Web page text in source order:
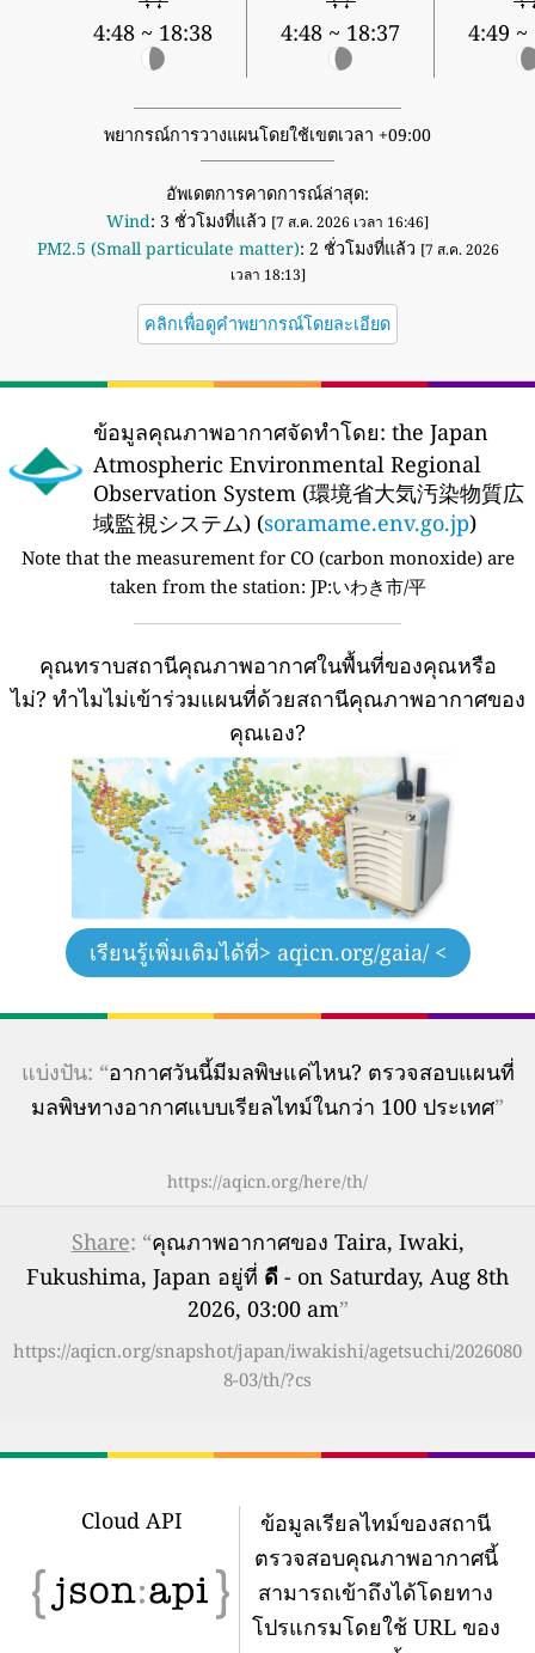
4:48 ~ 18:38 4:48 ~ 18:37 4:49 ~
พยากรณ์การวางแผนโดยใช้เขตเวลา +09:00
อัพเดตการคาดการณ์ล่าสุด:
Wind: 3 ชั่วโมงที่แล้ว [7 ส.ค. 2026 เวลา 16:46]
PM2.5 (Small particulate matter): 2 ชั่วโมงที่แล้ว [7 ส.ค. 2026
เวลา 18:13]
คลิกเพื่อดูคำพยากรณ์โดยละเอียด
ข้อมูลคุณภาพอากาศจัดทำโดย: the Japan
Atmospheric Environmental Regional
Observation System (環境省大気汚染物質広
域監視システム) (soramame.env.go.jp)
Note that the measurement for CO (carbon monoxide) are
taken from the station: JP:いわき市/平
คุณทราบสถานีคุณภาพอากาศในพื้นที่ของคุณหรือ
ไม่? ทำไมไม่เข้าร่วมแผนที่ด้วยสถานีคุณภาพอากาศของ
คุณเอง?
เรียนรู้เพิ่มเติมได้ที่> aqicn.org/gaia/ <
แบ่งปัน: “อากาศวันนี้มีมลพิษแค่ไหน? ตรวจสอบแผนที่
มลพิษทางอากาศแบบเรียลไทม์ในกว่า 100 ประเทศ”
https://aqicn.org/here/th/
Share: “คุณภาพอากาศของ Taira, Iwaki,
Fukushima, Japan อยู่ที่ ดี - on Saturday, Aug 8th
2026, 03:00 am”
https://aqicn.org/snapshot/japan/iwakishi/agetsuchi/2026080
8-03/th/?cs
Cloud API
ข้อมูลเรียลไทม์ของสถานี
ตรวจสอบคุณภาพอากาศนี้
สามารถเข้าถึงได้โดยทาง
โปรแกรมโดยใช้ URL ของ